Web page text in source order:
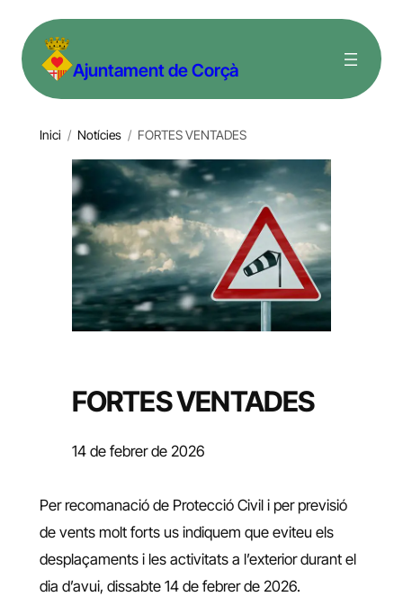
contingut Ajuntament de Corçà
Inici / Notícies / FORTES VENTADES
FORTES VENTADES
14 de febrer de 2026
Per recomanació de Protecció Civil i per previsió
de vents molt forts us indiquem que eviteu els
desplaçaments i les activitats a l’exterior durant el
dia d’avui, dissabte 14 de febrer de 2026.